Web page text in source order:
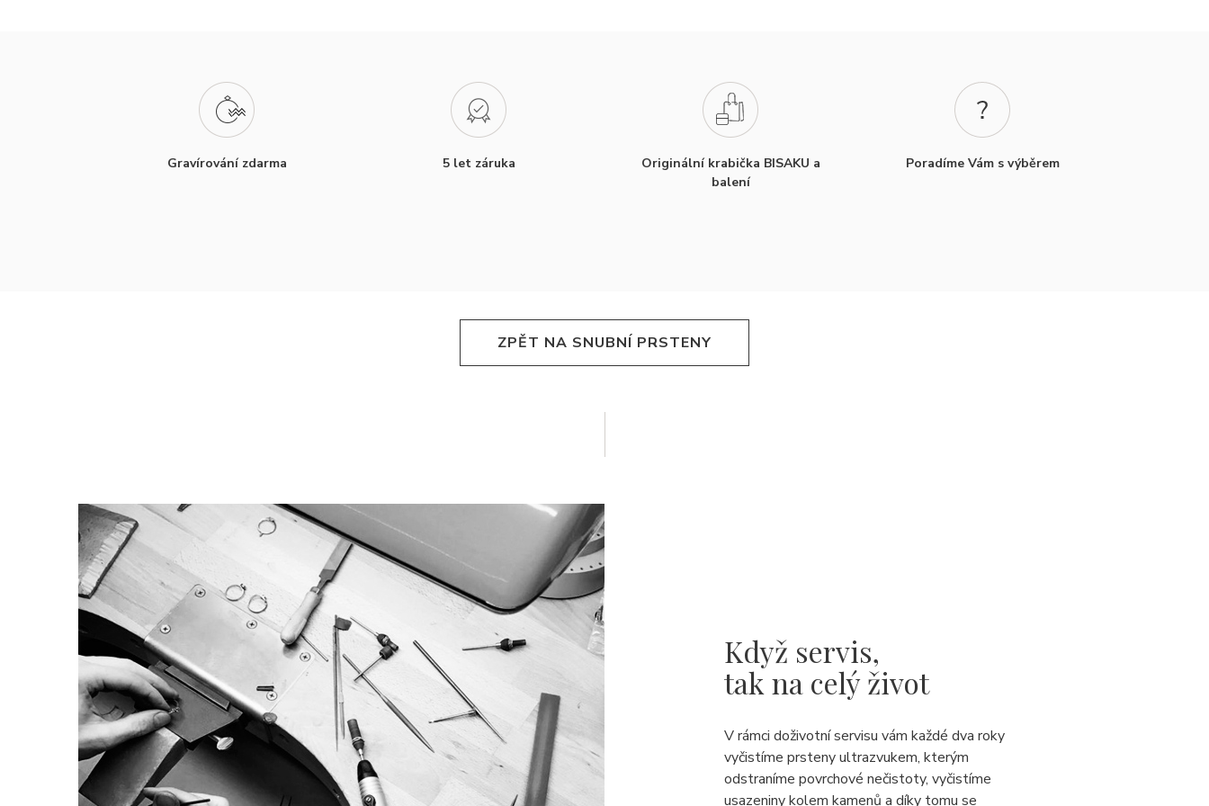
Gravírování zdarma 5 let záruka
Originální krabička BISAKU a
balení
Poradíme Vám s výběrem
ZPĚT NA SNUBNÍ PRSTENY
Když servis,
tak na celý život
V rámci doživotní servisu vám každé dva roky
vyčistíme prsteny ultrazvukem, kterým
odstraníme povrchové nečistoty, vyčistíme
usazeniny kolem kamenů a díky tomu se